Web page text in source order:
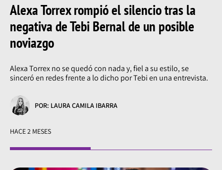
Alexa Torrex rompió el silencio tras la
negativa de Tebi Bernal de un posible
noviazgo
Alexa Torrex no se quedó con nada y, fiel a su estilo, se
sinceró en redes frente a lo dicho por Tebi en una entrevista.
POR: LAURA CAMILA IBARRA
HACE 2 MESES